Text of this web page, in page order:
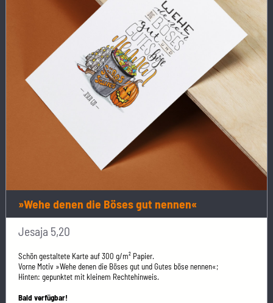
»Wehe denen die Böses gut nennen«
Jesaja 5,20
Schön gestaltete Karte auf 300 g/m² Papier.
Vorne Motiv »Wehe denen die Böses gut und Gutes böse nennen«;
Hinten: gepunktet mit kleinem Rechtehinweis.
Bald verfügbar!